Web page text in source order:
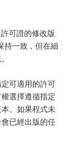
可證的修改版
持一致，但在細
可適用的許可
選擇遵循指定
。如果程式未
已經出版的任